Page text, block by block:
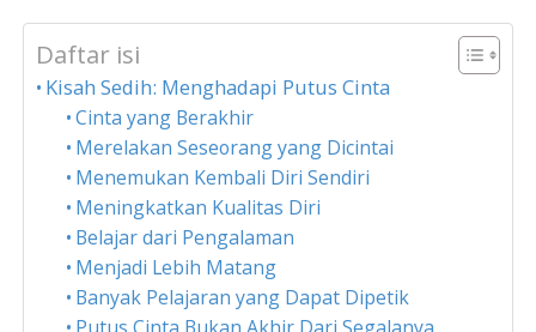
Daftar isi
Kisah Sedih: Menghadapi Putus Cinta
Cinta yang Berakhir
Merelakan Seseorang yang Dicintai
Menemukan Kembali Diri Sendiri
Meningkatkan Kualitas Diri
Belajar dari Pengalaman
Menjadi Lebih Matang
Banyak Pelajaran yang Dapat Dipetik